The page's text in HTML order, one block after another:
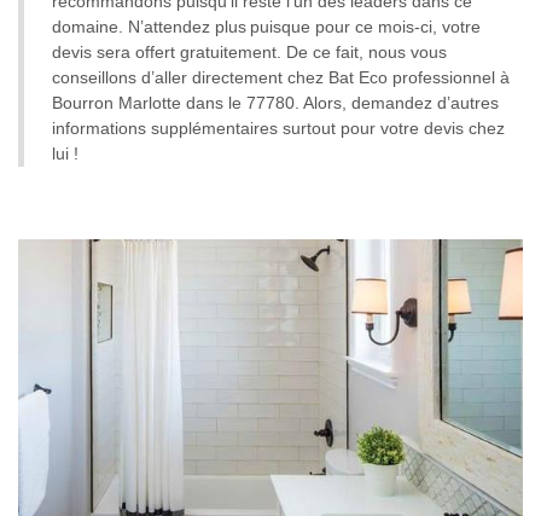
domaine. N’attendez plus puisque pour ce mois-ci, votre
devis sera offert gratuitement. De ce fait, nous vous
conseillons d’aller directement chez Bat Eco professionnel à
Bourron Marlotte dans le 77780. Alors, demandez d’autres
informations supplémentaires surtout pour votre devis chez
lui !